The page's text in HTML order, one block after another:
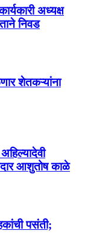
अध्यक्ष
निवड
शेतकऱ्यांना
आशुतोष काळे
पसंती;